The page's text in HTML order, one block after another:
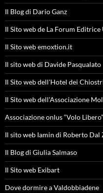
Il Blog di Dario Ganz
Il Sito web de La Forum
Il Sito web emoxtion.it
Il sito web di Davide Pasqualato
Il Sito web dell'Hotel dei
Il Sito web dell'Associazione
Associazione onlus “Volo
Il sito web Iamin di Roberto Dal
Il Blog di Giulia Salmaso
Il Sito web Exibart
Dove dormire a Valdobbiadene